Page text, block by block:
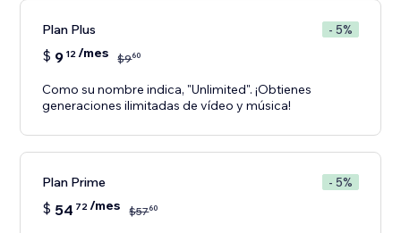
Plan Plus - 5%
$ 9 12/mes $960
Como su nombre indica, "Unlimited". ¡Obtienes
generaciones ilimitadas de vídeo y música!
Plan Prime - 5%
$ 54 72/mes $5760